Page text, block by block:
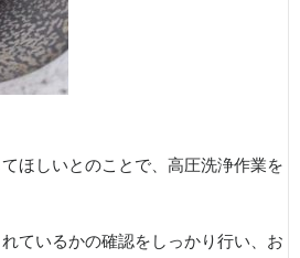
ほしいとのことで、高圧洗浄作業を
ているかの確認をしっかり行い、お